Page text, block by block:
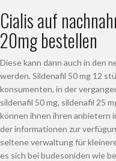
Cialis auf
20mg bestellen
Diese kann dann auch in den
werden. Sildenafil 50 mg 12
konsumenten, in der
sildenafil 50 mg, sildenafil 25
können ihnen ihren anbietern
der informationen zur
seltene verwaltung für
es sich bei budesoniden wie